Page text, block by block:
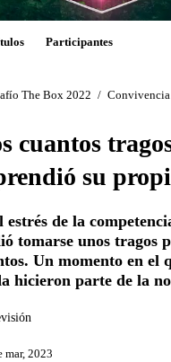
Participantes
The Box 2022 / Convivencia
cuantos
su
de la
tomarse unos tragos
Un momento en el
hicieron parte de la
2023